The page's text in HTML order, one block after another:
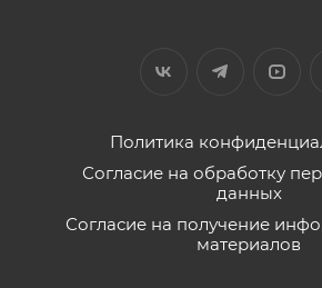
Политика
Согласие на обработку
данных
Согласие на получение
материалов